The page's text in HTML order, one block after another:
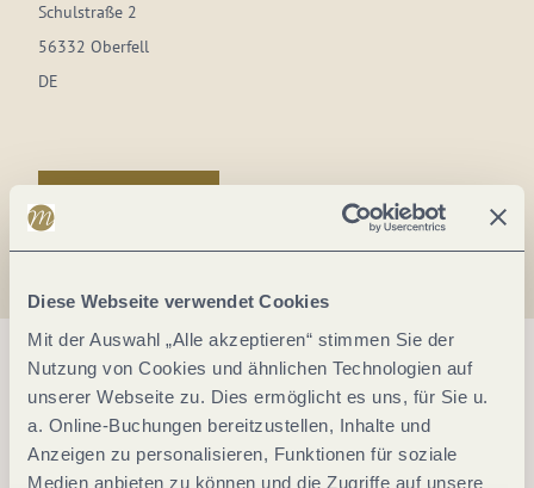
Diese Webseite verwendet Cookies
Mit der Auswahl „Alle akzeptieren“ stimmen Sie der
Nutzung von Cookies und ähnlichen Technologien auf
unserer Webseite zu. Dies ermöglicht es uns, für Sie u.
a. Online-Buchungen bereitzustellen, Inhalte und
Anzeigen zu personalisieren, Funktionen für soziale
Medien anbieten zu können und die Zugriffe auf unsere
Schulstraße 2
56332 Oberfell
DE